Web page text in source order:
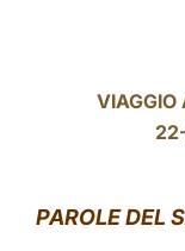
VIAGGIO
PAROLEDEL